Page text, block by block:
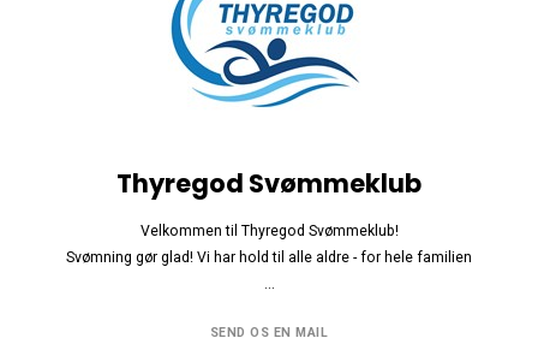
Thyregod Svømmeklub
Velkommen til Thyregod Svømmeklub!
Svømning gør glad! Vi har hold til alle aldre - for hele familien
...
SEND OS EN MAIL